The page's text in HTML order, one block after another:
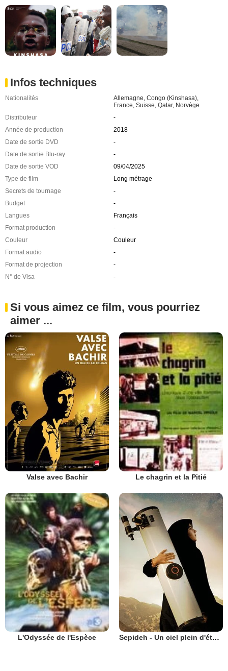
Infos techniques
Nationalités Allemagne, Congo (Kinshasa),
France, Suisse, Qatar, Norvège
Distributeur
-
Année de production
2018
Date de sortie DVD
-
Date de sortie Blu-ray
-
Date de sortie VOD
09/04/2025
Type de film
Long métrage
Secrets de tournage
-
Budget
-
Langues
Français
Format production
-
Couleur
Couleur
Format audio
-
Format de projection
-
N° de Visa
-
Si vous aimez ce film, vous pourriez
aimer ...
Valse avec Bachir Le chagrin et la Pitié
L'Odyssée de l'Espèce Sepideh - Un ciel plein d'étoiles